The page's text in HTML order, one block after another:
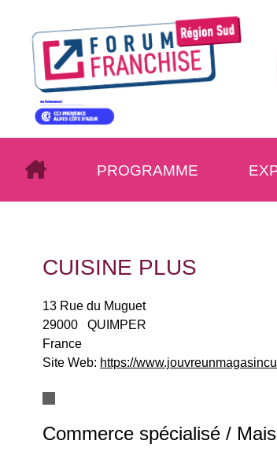
PROGRAMME
CUISINE PLUS
13 Rue du Muguet
29000
QUIMPER
France
Site Web: https://
Commerce spécialisé /